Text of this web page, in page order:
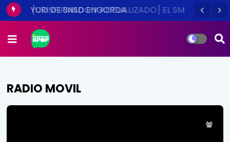
[CONFIRMADO Y ACTUALIZADO] EL SM
2014
RADIO MOVIL